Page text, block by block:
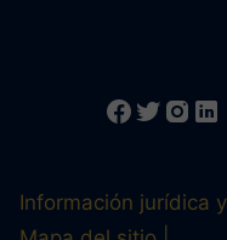
Información jurídica